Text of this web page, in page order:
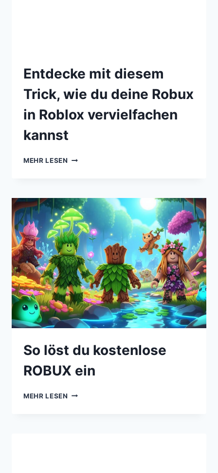
Entdecke mit diesem
Trick, wie du deine Robux
in Roblox vervielfachen
kannst
MEHR LESEN
So löst du kostenlose
ROBUX ein
MEHR LESEN